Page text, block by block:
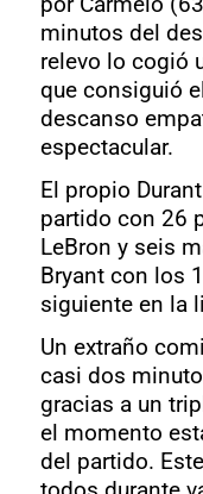
minutos del
relevo lo cogió
que consiguió
descanso
espectacular.
El propio
partido con 26
LeBron y seis
Bryant con los
siguiente en la
Un extraño
casi dos
gracias a un
el momento
del partido.